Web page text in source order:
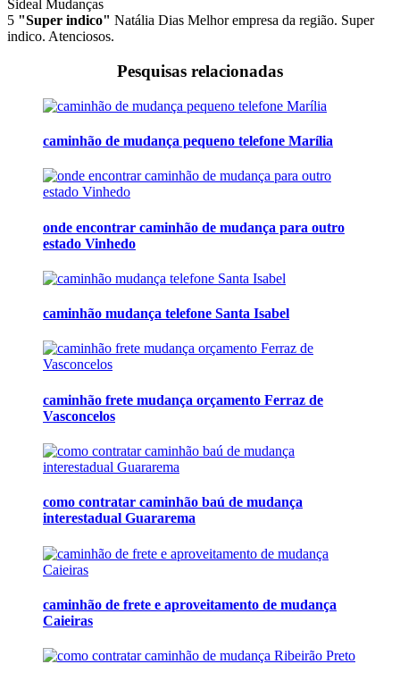
Sideal Mudanças
5 "Super indico" Natália Dias Melhor empresa da região. Super
indico. Atenciosos.
Pesquisas relacionadas
caminhão de mudança pequeno telefone Marília
onde encontrar caminhão de mudança para outro
estado Vinhedo
caminhão mudança telefone Santa Isabel
caminhão frete mudança orçamento Ferraz de
Vasconcelos
como contratar caminhão baú de mudança
interestadual Guararema
caminhão de frete e aproveitamento de mudança
Caieiras